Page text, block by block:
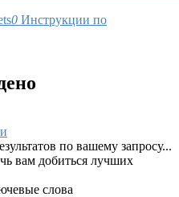
0 Инструкции по
по вашему запросу...
вам добиться лучших
слова